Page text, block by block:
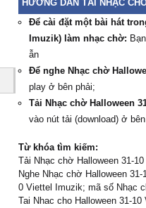
HƯỚNG DẪN TẢI NHẠC
Để cài đặt một bài hát
Imuzik) làm nhạc chờ:
ẫn
Để nghe Nhạc chờ
play ở bên phải;
Tải Nhạc chờ Halloween
vào nút tải (download) ở
Từ khóa tìm kiếm:
Tải Nhạc chờ Halloween 31-
Nghe Nhạc chờ Halloween
0 Viettel Imuzik; mã số Nhạc
Tai Nhac cho Halloween 31-